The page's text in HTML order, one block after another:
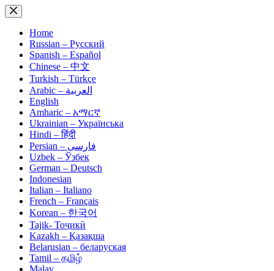
Skip
to
contentHome
Russian – Русский
Spanish – Español
Chinese – 中文
Turkish – Türkçe
Arabic – العربية
English
Amharic – አማርኛ
Ukrainian – Українська
Hindi – हिंदी
Persian – فارسی
Uzbek – Ўзбек
German – Deutsch
Indonesian
Italian – Italiano
French – Français
Korean – 한국어
Tajik- Тоҷикӣ
Kazakh – Қазақша
Belarusian – беларуская
Tamil – தமிழ்
Malay